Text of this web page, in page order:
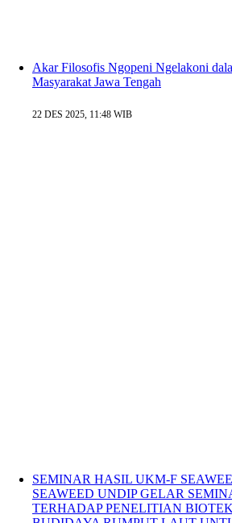
Akar Filosofis Ngopeni Ngelakoni
Masyarakat Jawa Tengah
22 DES 2025, 11:48 WIB
SEMINAR HASIL UKM-F
SEAWEED UNDIP GELAR
TERHADAP PENELITIAN